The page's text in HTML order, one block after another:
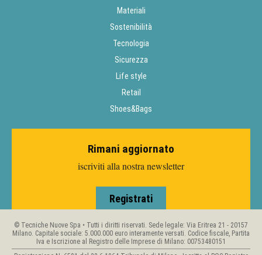
Materiali
Sostenibilità
Tecnologia
Sicurezza
Life style
Retail
Shoes&Bags
Rimani aggiornato
iscriviti alla nostra newsletter
Registrati
© Tecniche Nuove Spa • Tutti i diritti riservati. Sede legale: Via Eritrea 21 - 20157
Milano. Capitale sociale: 5.000.000 euro interamente versati. Codice fiscale, Partita
Iva e Iscrizione al Registro delle Imprese di Milano: 00753480151